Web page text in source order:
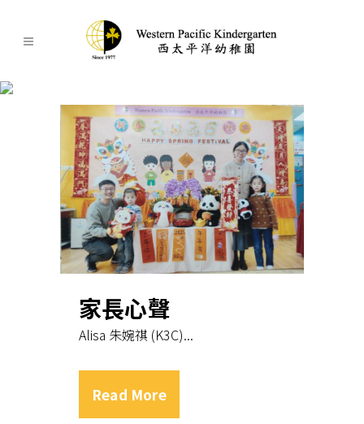
家長心聲
Alisa 朱婉祺 (K3C)...
Read More